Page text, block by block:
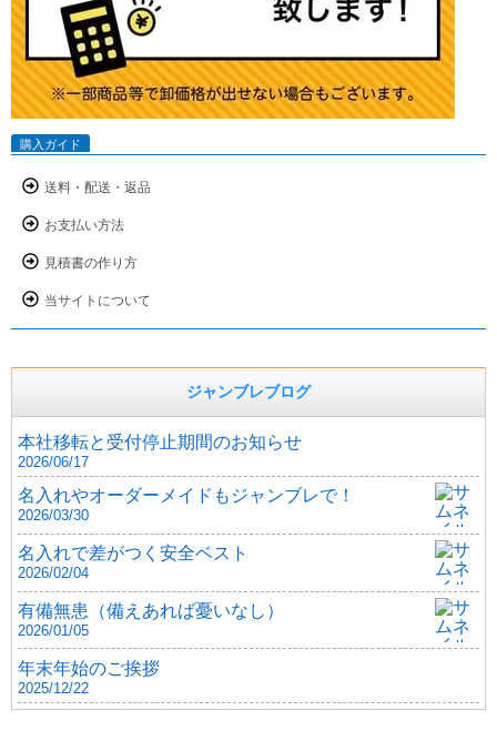
購入ガイド
送料・配送・返品
お支払い方法
見積書の作り方
当サイトについて
ジャンブレブログ
本社移転と受付停止期間のお知らせ
2026/06/17
名入れやオーダーメイドもジャンブレで！
2026/03/30
名入れで差がつく安全ベスト
2026/02/04
有備無患（備えあれば憂いなし）
2026/01/05
年末年始のご挨拶
2025/12/22